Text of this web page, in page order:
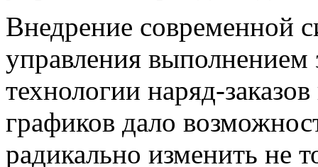
Внедрение современной
управления выполнением
технологии наряд-
графиков дало
радикально изменить не